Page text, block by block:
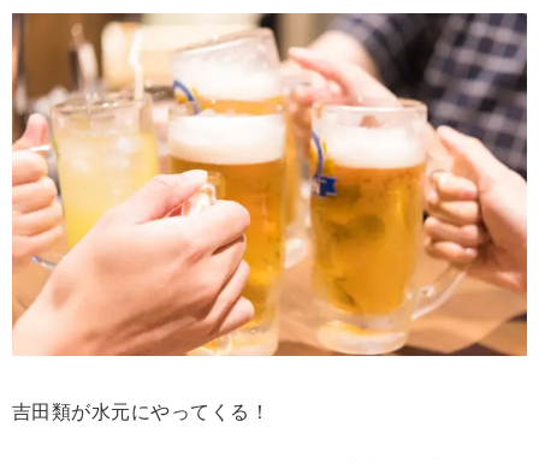
吉田類が水元にやってくる！